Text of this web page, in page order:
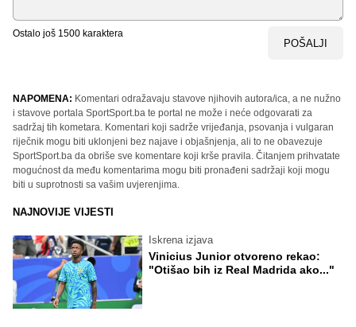
Ostalo još 1500 karaktera
POŠALJI
NAPOMENA: Komentari odražavaju stavove njihovih autora/ica, a ne nužno
i stavove portala SportSport.ba te portal ne može i neće odgovarati za
sadržaj tih kometara. Komentari koji sadrže vrijeđanja, psovanja i vulgaran
riječnik mogu biti uklonjeni bez najave i objašnjenja, ali to ne obavezuje
SportSport.ba da obriše sve komentare koji krše pravila. Čitanjem prihvatate
mogućnost da među komentarima mogu biti pronađeni sadržaji koji mogu
biti u suprotnosti sa vašim uvjerenjima.
NAJNOVIJE VIJESTI
Iskrena izjava
Vinicius Junior otvoreno rekao:
"Otišao bih iz Real Madrida ako..."